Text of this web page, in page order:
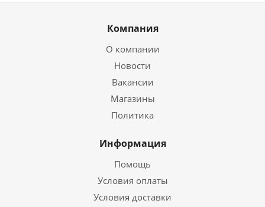
Компания
О компании
Новости
Вакансии
Магазины
Политика
Информация
Помощь
Условия оплаты
Условия доставки